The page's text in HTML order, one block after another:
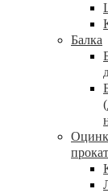
Балка
прокат